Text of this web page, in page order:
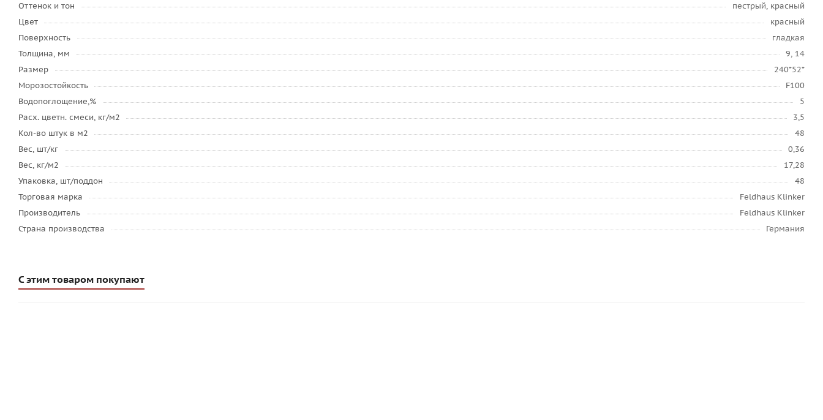
Оттенок и тон
пестрый, красный
Цвет
красный
Поверхность
гладкая
Толщина, мм
9, 14
Размер
240*52*
Морозостойкость
F100
Водопоглощение,%
5
Расх. цветн. смеси, кг/м2
3,5
Кол-во штук в м2
48
Вес, шт/кг
0,36
Вес, кг/м2
17,28
Упаковка, шт/поддон
48
Торговая марка
Feldhaus Klinker
Производитель
Feldhaus Klinker
Страна производства
Германия
С этим товаром покупают